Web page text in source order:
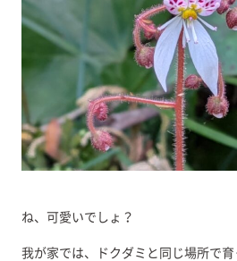
ね、可愛いでしょ？
我が家では、ドクダミと同じ場所で育